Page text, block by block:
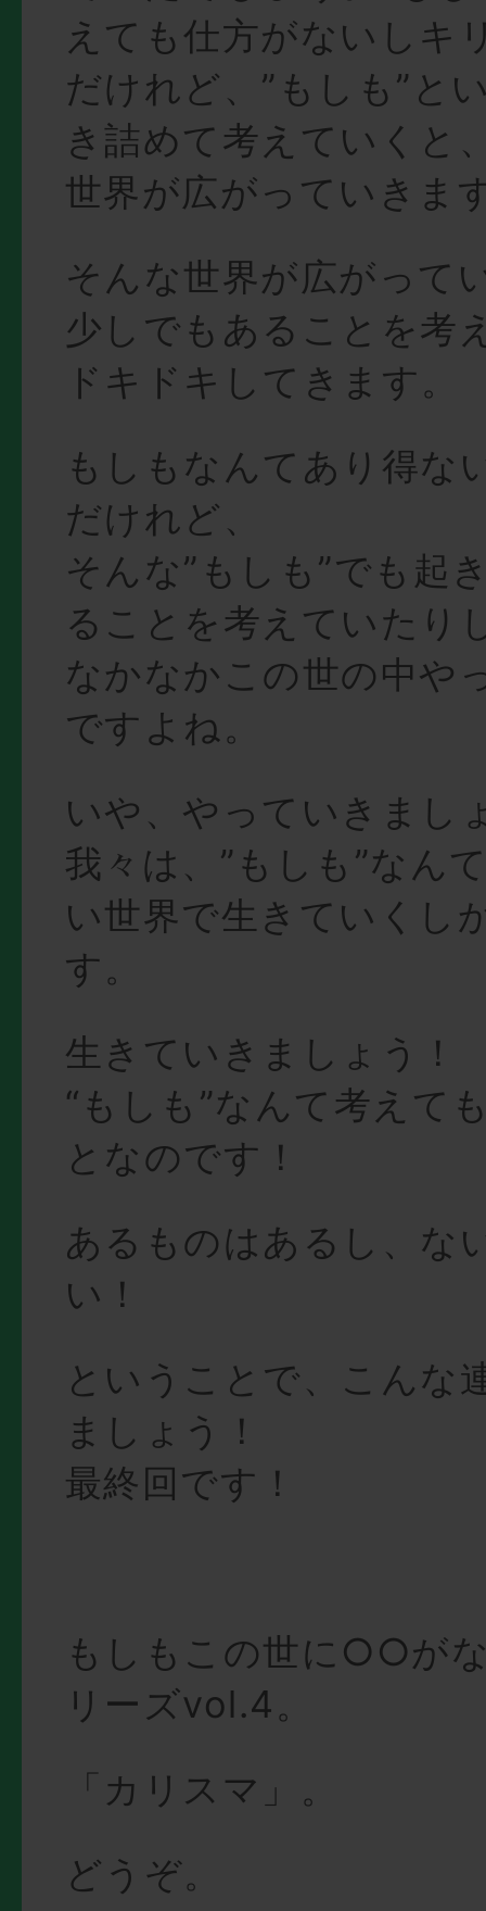
えても仕方がないしキ
だけれど、”もしも”と
き詰めて考えていくと
世界が広がっていきま
そんな世界が広がって
少しでもあることを考
ドキドキしてきます。
もしもなんてあり得な
だけれど、
そんな”もしも”でも起
ることを考えていたり
なかなかこの世の中や
ですよね。
いや、やっていきまし
我々は、”もしも”なん
い世界で生きていくし
す。
生きていきましょう！
“もしも”なんて考えて
となのです！
あるものはあるし、な
い！
ということで、こんな
ましょう！
最終回です！
もしもこの世に○○が
リーズvol.4。
「カリスマ」。
どうぞ。